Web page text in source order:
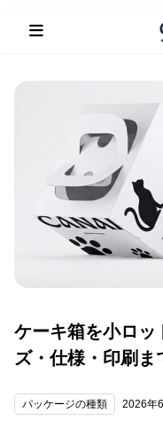
ケーキ箱を小ロッ
ズ・仕様・印刷ま
パッケージの種類 2026年